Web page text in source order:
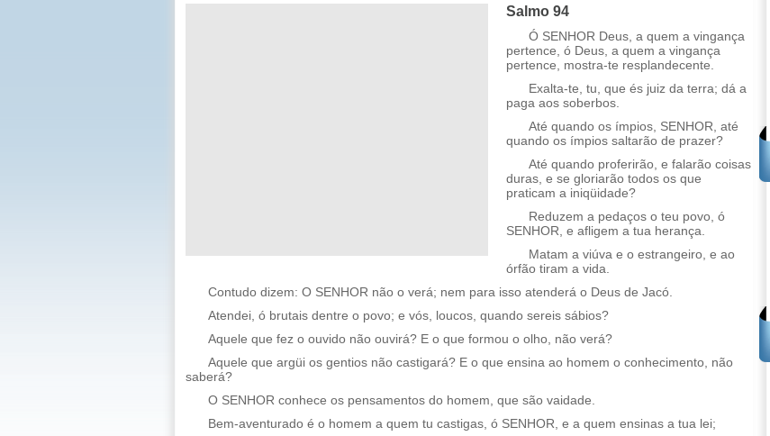
Salmo 94
Ó SENHOR Deus, a quem a vingança
pertence, ó Deus, a quem a vingança
pertence, mostra-te resplandecente.
Exalta-te, tu, que és juiz da terra; dá a
paga aos soberbos.
Até quando os ímpios, SENHOR, até
quando os ímpios saltarão de prazer?
Até quando proferirão, e falarão coisas
duras, e se gloriarão todos os que
praticam a iniqüidade?
Reduzem a pedaços o teu povo, ó
SENHOR, e afligem a tua herança.
Matam a viúva e o estrangeiro, e ao
órfão tiram a vida.
Contudo dizem: O SENHOR não o verá; nem para isso atenderá o Deus de Jacó.
Atendei, ó brutais dentre o povo; e vós, loucos, quando sereis sábios?
Aquele que fez o ouvido não ouvirá? E o que formou o olho, não verá?
Aquele que argüi os gentios não castigará? E o que ensina ao homem o conhecimento, não
saberá?
O SENHOR conhece os pensamentos do homem, que são vaidade.
Bem-aventurado é o homem a quem tu castigas, ó SENHOR, e a quem ensinas a tua lei;